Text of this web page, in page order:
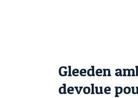
Gleeden
devolue